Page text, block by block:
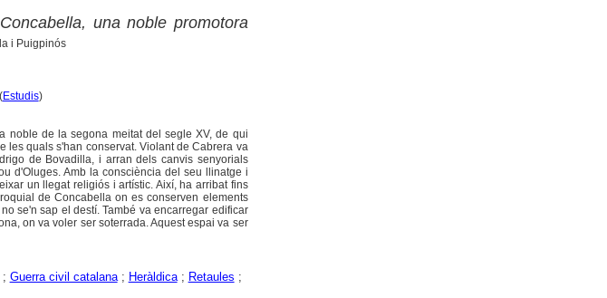
una noble promotora
i Puigpinós
Estudis)
noble de la segona meitat del segle XV, de qui
les quals s'han conservat. Violant de Cabrera va
de Bovadilla, i arran dels canvis senyorials
d'Oluges. Amb la consciència del seu llinatge i
un llegat religiós i artístic. Així, ha arribat fins
de Concabella on es conserven elements
se'n sap el destí. També va encarregar edificar
on va voler ser soterrada. Aquest espai va ser
Guerra civil catalana; Heràldica; Retaules ;